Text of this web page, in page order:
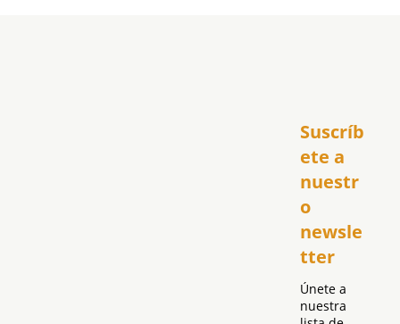
Suscríb
ete a
nuestr
o
newsle
tter
Únete a
nuestra